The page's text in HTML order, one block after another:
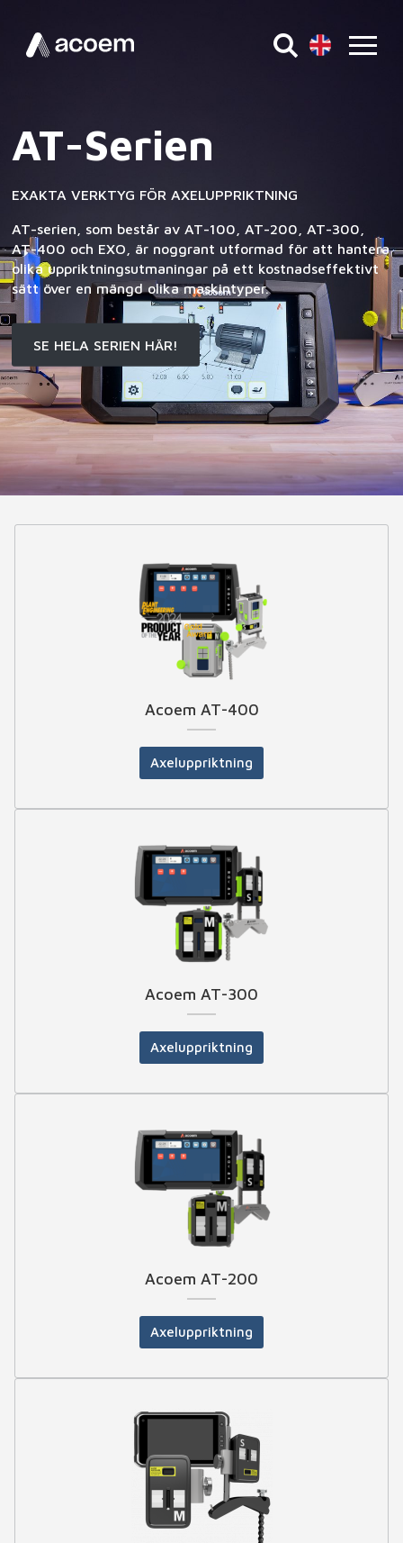
AT-Serien
EXAKTA VERKTYG FÖR AXELUPPRIKTNING
AT-serien, som består av AT-100, AT-200, AT-300,
AT-400 och EXO, är noggrant utformad för att hantera
olika uppriktningsutmaningar på ett kostnadseffektivt
sätt över en mängd olika maskintyper.
SE HELA SERIEN HÄR!
Acoem AT-400
och noggrannhet, använder Dual Sweep-metoden för
att hantera komplexa axeluppriktningsscenarier. Denna
innovativa metod automatiserar mätinspelningen under
mätning och fångar många datapunkter för en exakt
uppriktningsbedömning på kopplade maskiner.
LÄS MER
Acoem AT-400
Axeluppriktning
Acoem AT-300
Axeluppriktning
Acoem AT-200
Axeluppriktning